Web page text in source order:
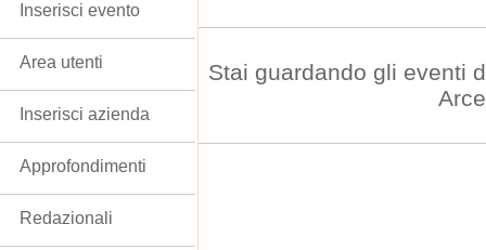
Stai guardando gli eventi
Inserisci evento
Area utenti
Inserisci azienda
Approfondimenti
Redazionali